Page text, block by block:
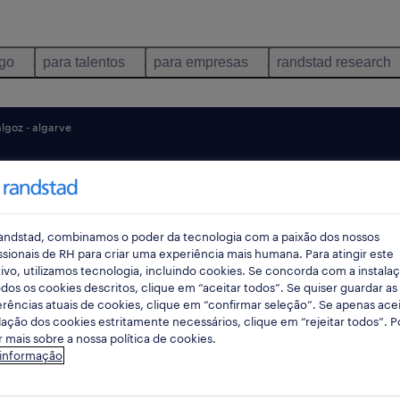
para talentos para empresas randstad research
- algarve
em Algoz - Algarve, Faro
combinamos o poder da tecnologia com a paixão dos nossos
de RH para criar uma experiência mais humana. Para atingir este
utilizamos tecnologia, incluindo cookies. Se concorda com a
os cookies descritos, clique em “aceitar todos”. Se quiser guardar as
atuais de cookies, clique em “confirmar seleção”. Se apenas
dos cookies estritamente necessários, clique em “rejeitar todos”.
mais sobre a nossa política de cookies.